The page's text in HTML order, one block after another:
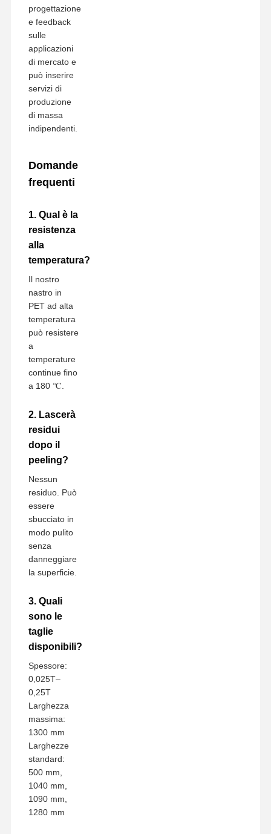
progettazione
e feedback
sulle
applicazioni
di mercato e
può inserire
servizi di
produzione
di massa
indipendenti.
Domande
frequenti
1. Qual è la
resistenza
alla
temperatura?
Il nostro
nastro in
PET ad alta
temperatura
può resistere
a
temperature
continue fino
a 180 ℃.
2. Lascerà
residui
dopo il
peeling?
Nessun
residuo. Può
essere
sbucciato in
modo pulito
senza
danneggiare
la superficie.
3. Quali
sono le
taglie
disponibili?
Spessore:
0,025T–
0,25T
Larghezza
massima:
1300 mm
Larghezze
standard:
500 mm,
1040 mm,
1090 mm,
1280 mm